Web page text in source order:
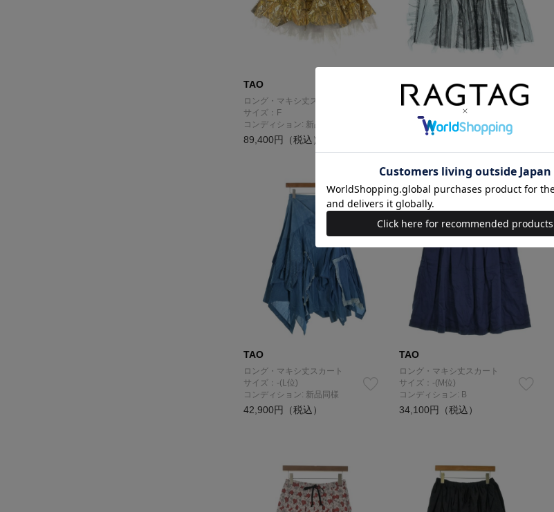
TAO
ロング・マキシ丈スカート
サイズ：F
コンディション: 新品同様
89,400円（税込）
TAO
ロング・マキシ丈スカート
コンディション: 新品同様
TAO
ロング・マキシ丈スカート
サイズ：-(L位)
コンディション: 新品同様
42,900円（税込）
TAO
ロング・マキシ丈スカート
サイズ：-(M位)
コンディション: B
34,100円（税込）